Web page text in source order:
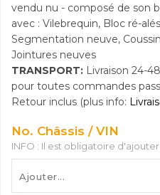
vendu nu - composé de son
avec : Vilebrequin, Bloc ré-
Segmentation neuve,
Jointures neuves
TRANSPORT: Livraison 24-
pour toutes commandes
Retour inclus (plus info:
No. Châssis / VIN
INFO : Il est obligatoire d'ajouter